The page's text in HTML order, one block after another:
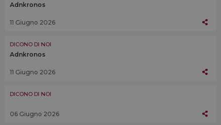
Adnkronos
11 Giugno 2026
DICONO DI NOI
Adnkronos
11 Giugno 2026
DICONO DI NOI
06 Giugno 2026